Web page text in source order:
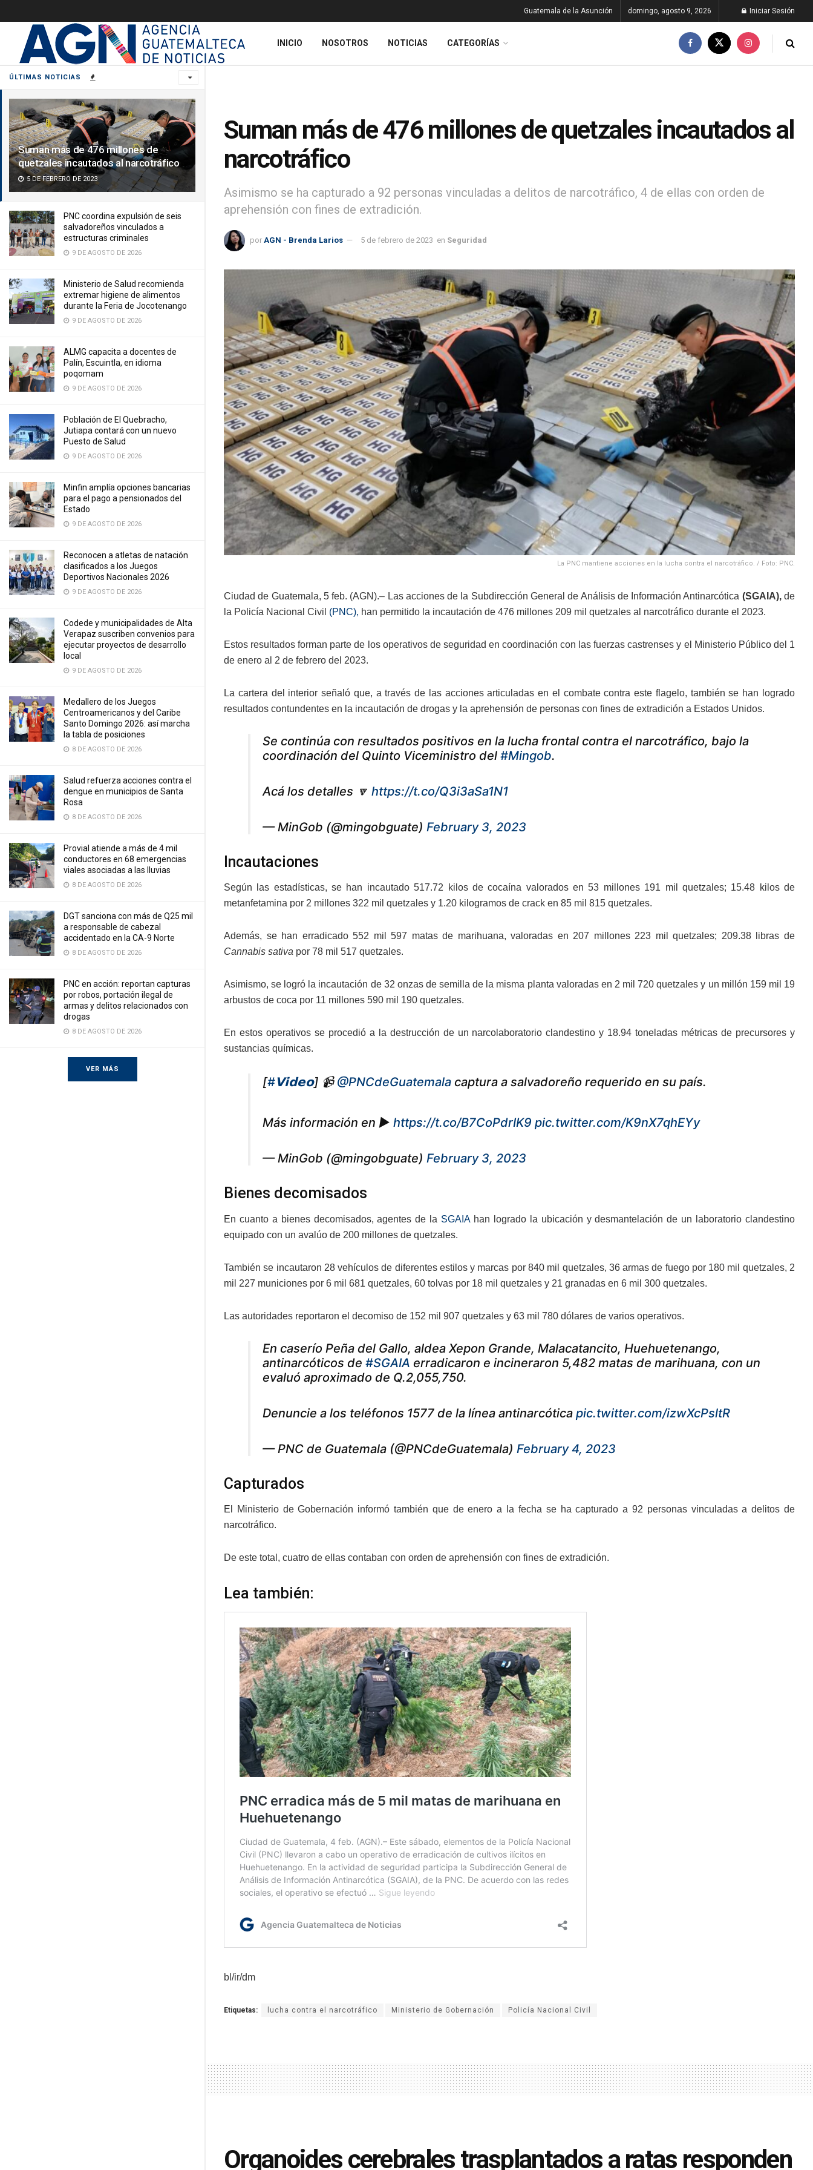
ÚLTIMAS NOTICIAS
Suman más de 476 millones de
quetzales incautados al narcotráfico
5 DE FEBRERO DE 2023
PNC coordina expulsión de seis
salvadoreños vinculados a
estructuras criminales
9 DE AGOSTO DE 2026
Ministerio de Salud recomienda
extremar higiene de alimentos
durante la Feria de Jocotenango
9 DE AGOSTO DE 2026
ALMG capacita a docentes de
Palín, Escuintla, en idioma
poqomam
9 DE AGOSTO DE 2026
Población de El Quebracho,
Jutiapa contará con un nuevo
Puesto de Salud
9 DE AGOSTO DE 2026
Minfin amplía opciones bancarias
para el pago a pensionados del
Estado
9 DE AGOSTO DE 2026
Reconocen a atletas de natación
clasificados a los Juegos
Deportivos Nacionales 2026
9 DE AGOSTO DE 2026
Codede y municipalidades de Alta
Verapaz suscriben convenios para
ejecutar proyectos de desarrollo
local
9 DE AGOSTO DE 2026
Medallero de los Juegos
Centroamericanos y del Caribe
Santo Domingo 2026: así marcha
la tabla de posiciones
8 DE AGOSTO DE 2026
Salud refuerza acciones contra el
dengue en municipios de Santa
Rosa
8 DE AGOSTO DE 2026
Provial atiende a más de 4 mil
conductores en 68 emergencias
viales asociadas a las lluvias
8 DE AGOSTO DE 2026
DGT sanciona con más de Q25 mil
a responsable de cabezal
accidentado en la CA-9 Norte
8 DE AGOSTO DE 2026
PNC en acción: reportan capturas
por robos, portación ilegal de
armas y delitos relacionados con
drogas
8 DE AGOSTO DE 2026
VER MÁS
Guatemala de la Asunción domingo, agosto 9, 2026 Iniciar Sesión
INICIO NOSOTROS NOTICIAS CATEGORÍAS
Suman más de 476 millones de quetzales incautados al
narcotráfico
Asimismo se ha capturado a 92 personas vinculadas a delitos de narcotráfico, 4 de ellas con orden de
aprehensión con fines de extradición.
por AGN - Brenda Larios 5 de febrero de 2023 en Seguridad
La PNC mantiene acciones en la lucha contra el narcotráfico. / Foto: PNC.
Ciudad de Guatemala, 5 feb. (AGN).– Las acciones de la Subdirección General de Análisis de Información Antinarcótica (SGAIA),de
la Policía Nacional Civil (PNC), han permitido la incautación de 476 millones 209 mil quetzales al narcotráfico durante el 2023.
Estos resultados forman parte de los operativos de seguridad en coordinación con las fuerzas castrenses y el Ministerio Público del 1
de enero al 2 de febrero del 2023.
La cartera del interior señaló que, a través de las acciones articuladas en el combate contra este flagelo, también se han logrado
resultados contundentes en la incautación de drogas y la aprehensión de personas con fines de extradición a Estados Unidos.
Se continúa con resultados positivos en la lucha frontal contra el narcotráfico, bajo la
coordinación del Quinto Viceministro del #Mingob.
Acá los detalles 🔽 https://t.co/Q3i3aSa1N1
— MinGob (@mingobguate) February 3, 2023
Incautaciones
Según las estadísticas, se han incautado 517.72 kilos de cocaína valorados en 53 millones 191 mil quetzales; 15.48 kilos de
metanfetamina por 2 millones 322 mil quetzales y 1.20 kilogramos de crack en 85 mil 815 quetzales.
Además, se han erradicado 552 mil 597 matas de marihuana, valoradas en 207 millones 223 mil quetzales; 209.38 libras de
Cannabis sativa por 78 mil 517 quetzales.
Asimismo, se logró la incautación de 32 onzas de semilla de la misma planta valoradas en 2 mil 720 quetzales y un millón 159 mil 19
arbustos de coca por 11 millones 590 mil 190 quetzales.
En estos operativos se procedió a la destrucción de un narcolaboratorio clandestino y 18.94 toneladas métricas de precursores y
sustancias químicas.
[#𝗩𝗶𝗱𝗲𝗼] 📹 @PNCdeGuatemala captura a salvadoreño requerido en su país.
Más información en ▶️ https://t.co/B7CoPdrIK9 pic.twitter.com/K9nX7qhEYy
— MinGob (@mingobguate) February 3, 2023
Bienes decomisados
En cuanto a bienes decomisados, agentes de la SGAIAhan logrado la ubicación y desmantelación de un laboratorio clandestino
equipado con un avalúo de 200 millones de quetzales.
También se incautaron 28 vehículos de diferentes estilos y marcas por 840 mil quetzales, 36 armas de fuego por 180 mil quetzales, 2
mil 227 municiones por 6 mil 681 quetzales, 60 tolvas por 18 mil quetzales y 21 granadas en 6 mil 300 quetzales.
Las autoridades reportaron el decomiso de 152 mil 907 quetzales y 63 mil 780 dólares de varios operativos.
En caserío Peña del Gallo, aldea Xepon Grande, Malacatancito, Huehuetenango,
antinarcóticos de #SGAIA erradicaron e incineraron 5,482 matas de marihuana, con un
evaluó aproximado de Q.2,055,750.
Denuncie a los teléfonos 1577 de la línea antinarcótica pic.twitter.com/izwXcPsltR
— PNC de Guatemala (@PNCdeGuatemala) February 4, 2023
Capturados
El Ministerio de Gobernación informó también que de enero a la fecha se ha capturado a 92 personas vinculadas a delitos de
narcotráfico.
De este total, cuatro de ellas contaban con orden de aprehensión con fines de extradición.
Lea también:
bl/ir/dm
Etiquetas: lucha contra el narcotráfico Ministerio de Gobernación Policía Nacional Civil
Organoides cerebrales trasplantados a ratas responden